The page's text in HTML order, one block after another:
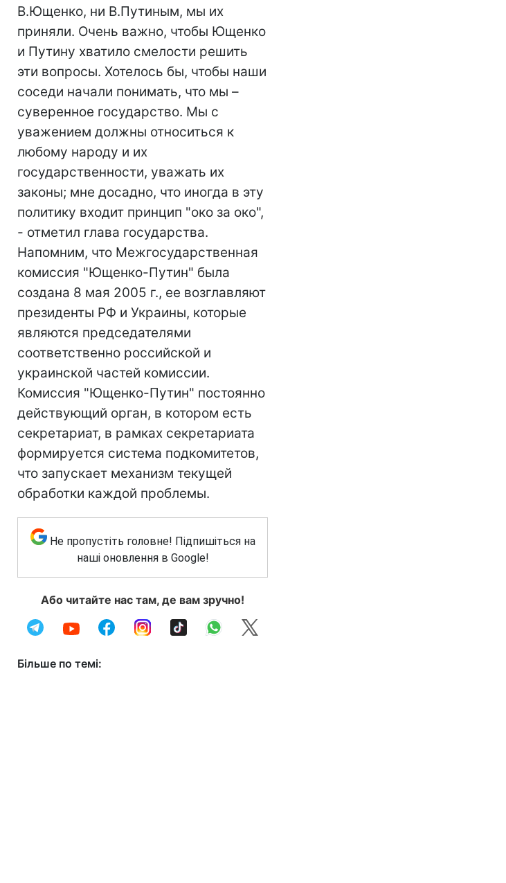
В.Ющенко, ни В.Путиным, мы их
приняли. Очень важно, чтобы Ющенко
и Путину хватило смелости решить
эти вопросы. Хотелось бы, чтобы наши
соседи начали понимать, что мы –
суверенное государство. Мы с
уважением должны относиться к
любому народу и их
государственности, уважать их
законы; мне досадно, что иногда в эту
политику входит принцип "око за око",
- отметил глава государства.
Напомним, что Межгосударственная
комиссия "Ющенко-Путин" была
создана 8 мая 2005 г., ее возглавляют
президенты РФ и Украины, которые
являются председателями
соответственно российской и
украинской частей комиссии.
Комиссия "Ющенко-Путин" постоянно
действующий орган, в котором есть
секретариат, в рамках секретариата
формируется система подкомитетов,
что запускает механизм текущей
обработки каждой проблемы.
Не пропустіть головне! Підпишіться на
наші оновлення в Google!
Або читайте нас там, де вам зручно!
Більше по темі: